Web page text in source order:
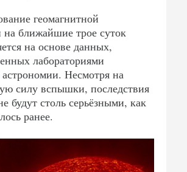
геомагнитной
на ближайшие трое суток
на основе данных,
лабораториями
Несмотря на
силу вспышки, последствия
будут столь серьёзными, как
ранее.